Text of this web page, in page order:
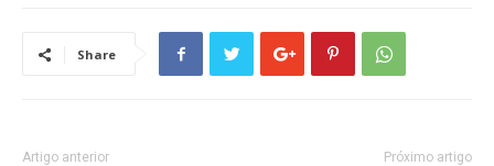
Share
Artigo anterior Próximo artigo